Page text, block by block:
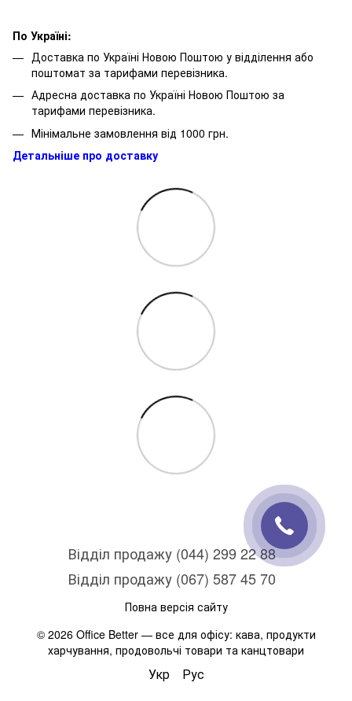
По Україні:
Доставка по Україні Новою Поштою у відділення або
поштомат за тарифами перевізника.
Адресна доставка по Україні Новою Поштою за
тарифами перевізника.
Мінімальне замовлення від 1000 грн.
Детальніше про доставку
Відділ продажу (044) 299 22 88
Відділ продажу (067) 587 45 70
Повна версія сайту
© 2026 Office Better — все для офісу: кава, продукти
харчування, продовольчі товари та канцтовари
Укр Рус